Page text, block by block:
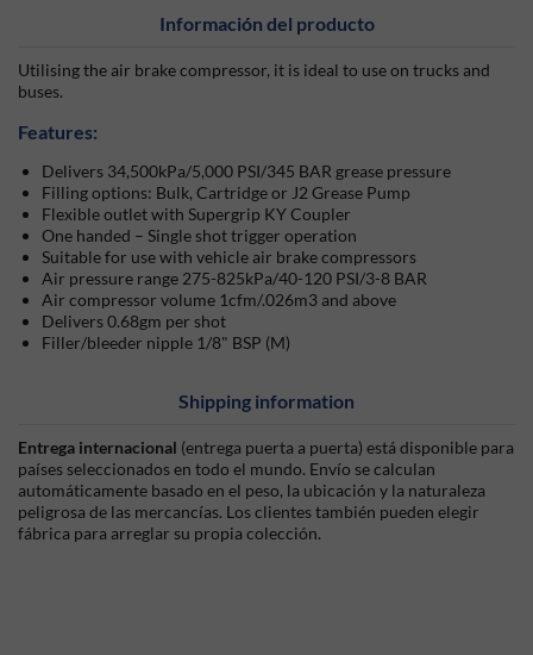
Información del producto
Utilising the air brake compressor, it is ideal to use on trucks and
buses.
Features:
Delivers 34,500kPa/5,000 PSI/345 BAR grease pressure
Filling options: Bulk, Cartridge or J2 Grease Pump
Flexible outlet with Supergrip KY Coupler
One handed – Single shot trigger operation
Suitable for use with vehicle air brake compressors
Air pressure range 275-825kPa/40-120 PSI/3-8 BAR
Air compressor volume 1cfm/.026m3 and above
Delivers 0.68gm per shot
Filler/bleeder nipple 1/8" BSP (M)
Shipping information
Entrega internacional (entrega puerta a puerta) está disponible para
países seleccionados en todo el mundo. Envío se calculan
automáticamente basado en el peso, la ubicación y la naturaleza
peligrosa de las mercancías. Los clientes también pueden elegir
fábrica para arreglar su propia colección.